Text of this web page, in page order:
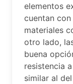
elementos
cuentan
materiales
otro lado,
buena
resistencia
similar al